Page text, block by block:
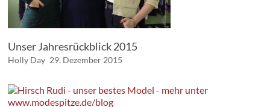
Unser Jahresrückblick 2015
Holly Day 29. Dezember 2015